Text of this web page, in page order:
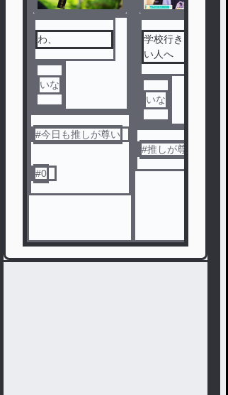
わ、
いな
#今日も推しが尊い
#0
学校行きたくな
い人へ
いな
#推しが尊い